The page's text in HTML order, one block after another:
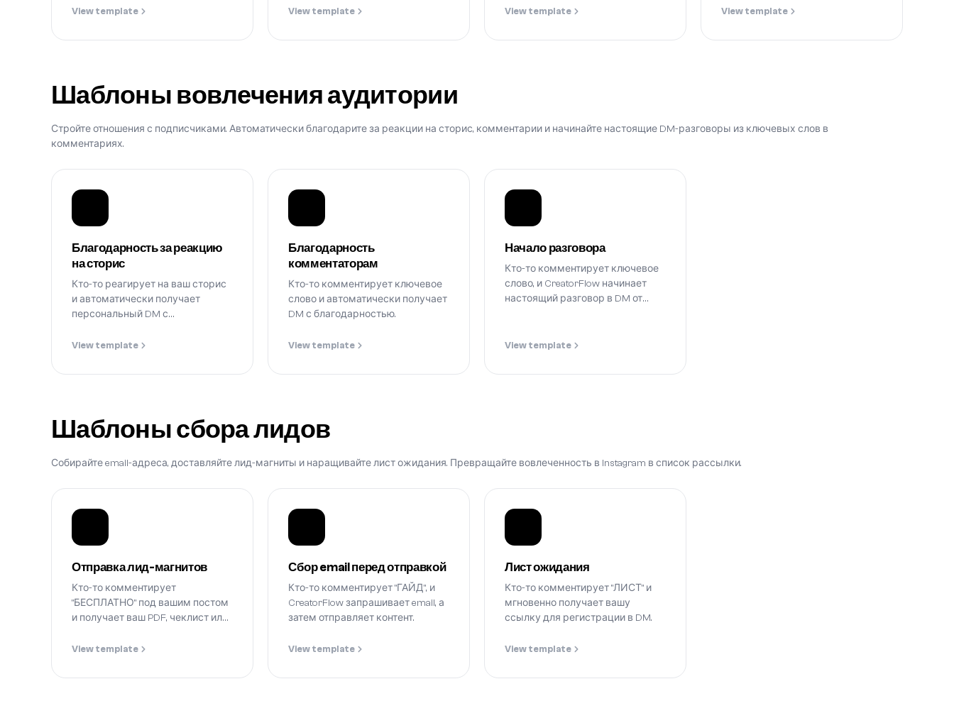
View template View template View template View template
Шаблоны вовлечения аудитории
Стройте отношения с подписчиками. Автоматически благодарите за реакции на сторис, комментарии и начинайте настоящие DM-разговоры из ключевых слов в
комментариях.
Благодарность за реакцию
на сторис
Кто-то реагирует на ваш сторис
и автоматически получает
персональный DM с
View template
Благодарность
комментаторам
Кто-то комментирует ключевое
слово и автоматически получает
DM с благодарностью.
View template
Начало разговора
Кто-то комментирует ключевое
слово, и CreatorFlow начинает
настоящий разговор в DM от
View template
Шаблоны сбора лидов
Собирайте email-адреса, доставляйте лид-магниты и наращивайте лист ожидания. Превращайте вовлеченность в Instagram в список рассылки.
Отправка лид-магнитов
Кто-то комментирует
"БЕСПЛАТНО" под вашим постом
и получает ваш PDF, чеклист или
View template
Сбор email перед отправкой
Кто-то комментирует "ГАЙД", и
CreatorFlow запрашивает email, а
затем отправляет контент.
View template
Лист ожидания
Кто-то комментирует "ЛИСТ" и
мгновенно получает вашу
ссылку для регистрации в DM.
View template